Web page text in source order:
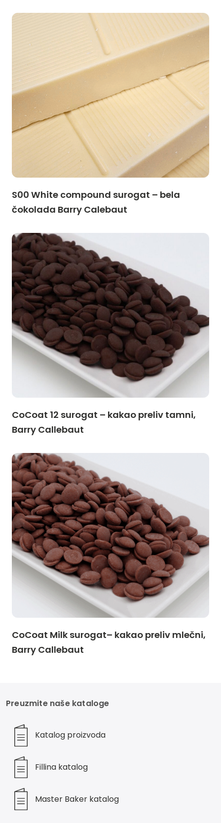
S00 White compound surogat – bela
čokolada Barry Calebaut
CoCoat 12 surogat – kakao preliv tamni,
Barry Callebaut
CoCoat Milk surogat– kakao preliv mlečni,
Barry Callebaut
Preuzmite naše kataloge
Katalog proizvoda
Fillina katalog
Master Baker katalog